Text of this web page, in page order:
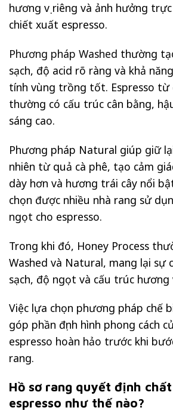
hương vị riêng và ảnh hưởng
chiết xuất espresso.
Phương pháp Washed thường
sạch, độ acid rõ ràng và khả
tính vùng trồng tốt. Espresso từ
thường có cấu trúc cân bằng,
sáng cao.
Phương pháp Natural giúp giữ
nhiên từ quả cà phê, tạo cảm
dày hơn và hương trái cây nổi
chọn được nhiều nhà rang sử
ngọt cho espresso.
Trong khi đó, Honey Process
Washed và Natural, mang lại sự
sạch, độ ngọt và cấu trúc hương
Việc lựa chọn phương pháp chế
góp phần định hình phong cách
espresso hoàn hảo trước khi
rang.
Hồ sơ rang quyết định
espresso như thế nào?